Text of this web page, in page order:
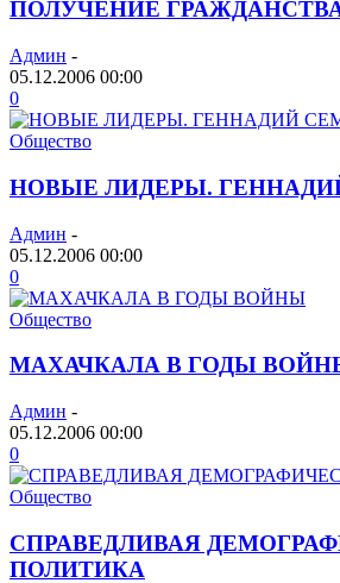
ПОЛУЧЕНИЕ
Админ -
05.12.2006 00:00
0
Общество
НОВЫЕ ЛИДЕРЫ.
Админ -
05.12.2006 00:00
0
Общество
МАХАЧКАЛА В ГОДЫ
Админ -
05.12.2006 00:00
0
Общество
СПРАВЕДЛИВАЯ
ПОЛИТИКА